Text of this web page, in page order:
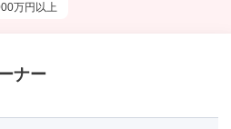
万円以上
ナー